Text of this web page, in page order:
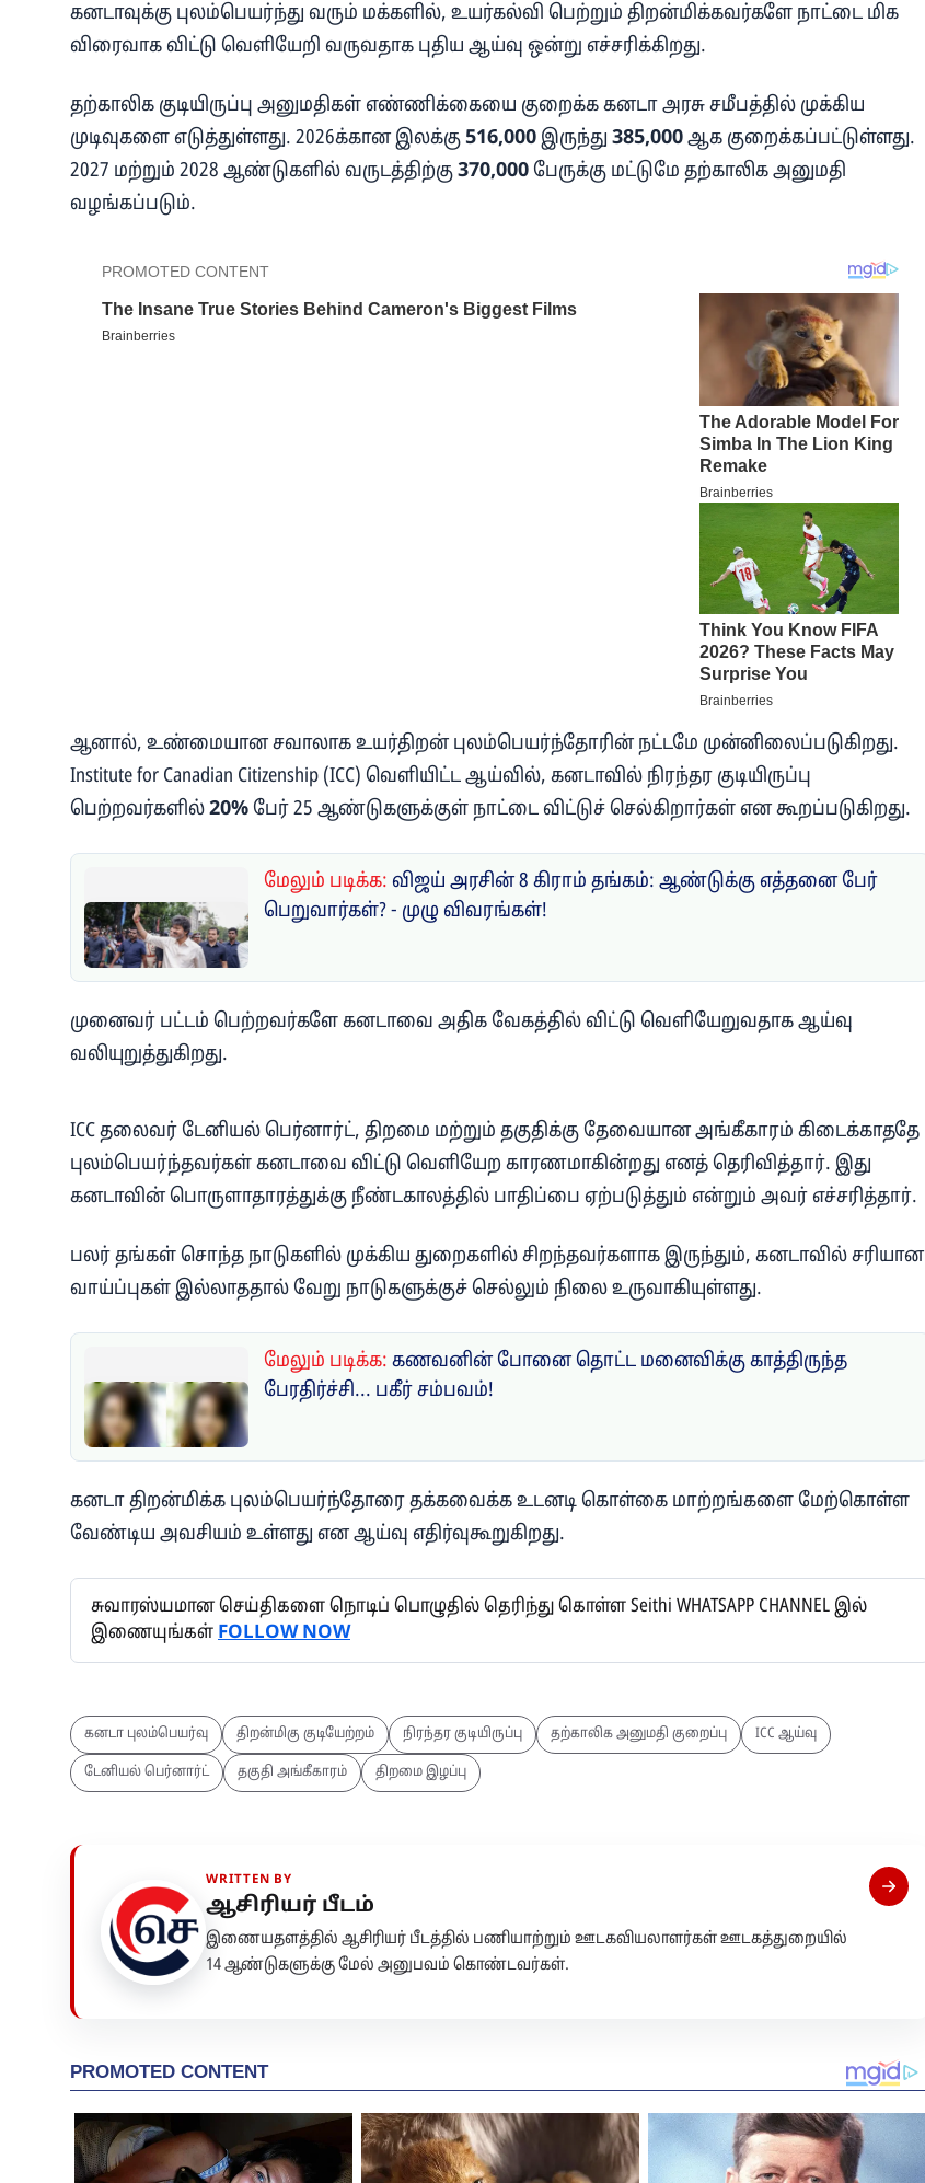
கனடாவுக்கு புலம்பெயர்ந்து வரும் மக்களில், உயர்கல்வி பெற்றும் திறன்மிக்கவர்களே நாட்டை மிக
விரைவாக விட்டு வெளியேறி வருவதாக புதிய ஆய்வு ஒன்று எச்சரிக்கிறது.
தற்காலிக குடியிருப்பு அனுமதிகள் எண்ணிக்கையை குறைக்க கனடா அரசு சமீபத்தில் முக்கிய
முடிவுகளை எடுத்துள்ளது. 2026க்கான இலக்கு516,000இருந்து 385,000ஆக குறைக்கப்பட்டுள்ளது.
2027 மற்றும் 2028 ஆண்டுகளில் வருடத்திற்கு370,000பேருக்கு மட்டுமே தற்காலிக அனுமதி
வழங்கப்படும்.
ஆனால், உண்மையான சவாலாக உயர்திறன் புலம்பெயர்ந்தோரின் நட்டமே முன்னிலைப்படுகிறது.
Institute for Canadian Citizenship (ICC) வெளியிட்ட ஆய்வில், கனடாவில் நிரந்தர குடியிருப்பு
பெற்றவர்களில்20%பேர் 25 ஆண்டுகளுக்குள் நாட்டை விட்டுச் செல்கிறார்கள் என கூறப்படுகிறது.
மேலும் படிக்க: விஜய் அரசின் 8 கிராம் தங்கம்: ஆண்டுக்கு எத்தனை பேர்
பெறுவார்கள்? - முழு விவரங்கள்!
முனைவர் பட்டம் பெற்றவர்களே கனடாவை அதிக வேகத்தில் விட்டு வெளியேறுவதாக ஆய்வு
வலியுறுத்துகிறது.
ICC தலைவர் டேனியல் பெர்னார்ட், திறமை மற்றும் தகுதிக்கு தேவையான அங்கீகாரம் கிடைக்காததே
புலம்பெயர்ந்தவர்கள் கனடாவை விட்டு வெளியேற காரணமாகின்றது எனத் தெரிவித்தார். இது
கனடாவின் பொருளாதாரத்துக்கு நீண்டகாலத்தில் பாதிப்பை ஏற்படுத்தும் என்றும் அவர் எச்சரித்தார்.
பலர் தங்கள் சொந்த நாடுகளில் முக்கிய துறைகளில் சிறந்தவர்களாக இருந்தும், கனடாவில் சரியான
வாய்ப்புகள் இல்லாததால் வேறு நாடுகளுக்குச் செல்லும் நிலை உருவாகியுள்ளது.
மேலும் படிக்க: கணவனின் போனை தொட்ட மனைவிக்கு காத்திருந்த
பேரதிர்ச்சி... பகீர் சம்பவம்!
கனடா திறன்மிக்க புலம்பெயர்ந்தோரை தக்கவைக்க உடனடி கொள்கை மாற்றங்களை மேற்கொள்ள
வேண்டிய அவசியம் உள்ளது என ஆய்வு எதிர்வுகூறுகிறது.
சுவாரஸ்யமான செய்திகளை நொடிப் பொழுதில் தெரிந்து கொள்ள Seithi WHATSAPP CHANNEL இல்
இணையுங்கள் FOLLOW NOW
கனடா புலம்பெயர்வு திறன்மிகு குடியேற்றம் நிரந்தர குடியிருப்பு தற்காலிக அனுமதி குறைப்பு ICC ஆய்வு
டேனியல் பெர்னார்ட் தகுதி அங்கீகாரம் திறமை இழப்பு
WRITTEN BY
ஆசிரியர் பீடம்
இணையதளத்தில் ஆசிரியர் பீடத்தில் பணியாற்றும் ஊடகவியலாளர்கள் ஊடகத்துறையில்
14 ஆண்டுகளுக்கு மேல் அனுபவம் கொண்டவர்கள்.